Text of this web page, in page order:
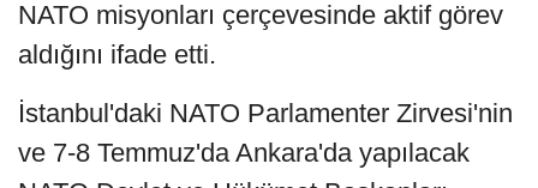
NATO misyonları çerçevesinde aktif görev
aldığını ifade etti.
İstanbul'daki NATO Parlamenter Zirvesi'nin
ve 7-8 Temmuz'da Ankara'da yapılacak